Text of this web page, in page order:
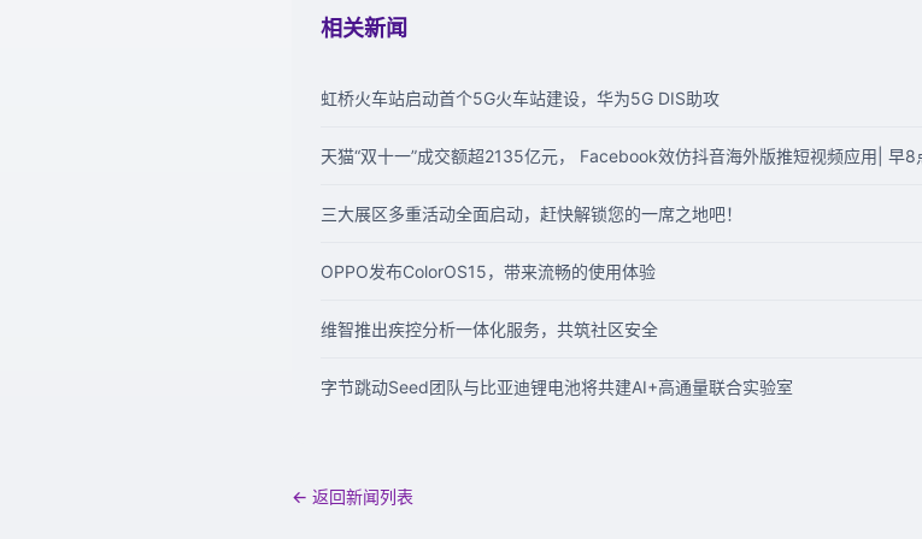
相关新闻
虹桥火车站启动首个5G火车站建设，华为5G DIS助攻
天猫“双十一”成交额超2135亿元， Facebook效仿抖音海外版推短视频应用| 早8
三大展区多重活动全面启动，赶快解锁您的一席之地吧！
OPPO发布ColorOS15，带来流畅的使用体验
维智推出疾控分析一体化服务，共筑社区安全
字节跳动Seed团队与比亚迪锂电池将共建AI+高通量联合实验室
← 返回新闻列表